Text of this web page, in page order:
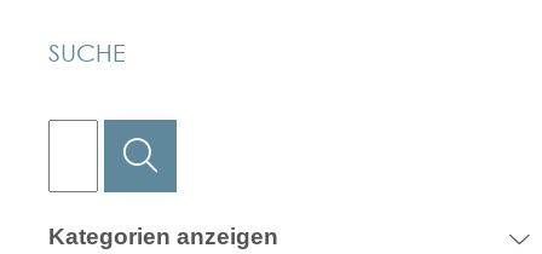
SUCHE
Kategorien anzeigen